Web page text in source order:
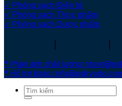
✓ Phòng sạch Điện tử
✓ Phòng sạch Thực phẩm
✓ Phòng sạch Dược phẩm
* Phản ánh chất lượng:
* Hỗ trợ khác: